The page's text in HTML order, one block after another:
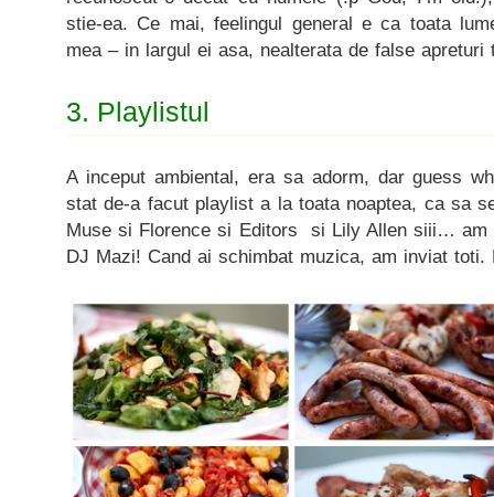
stie-ea. Ce mai, feelingul general e ca toata
mea – in largul ei asa, nealterata de false apreturi
3. Playlistul
A inceput ambiental, era sa adorm, dar guess
stat de-a facut playlist a la toata noaptea, ca sa
Muse si Florence si Editors si Lily Allen siii… am
DJ Mazi! Cand ai schimbat muzica, am inviat toti.